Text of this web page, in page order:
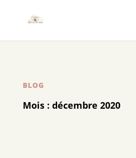
BLOG
Mois : décembre 2020